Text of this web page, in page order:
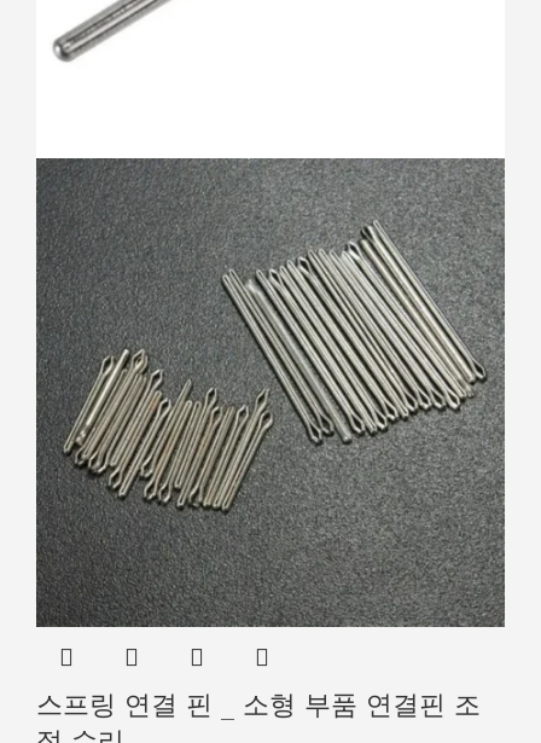
스프링 연결 핀 _ 소형 부품 연결핀 조